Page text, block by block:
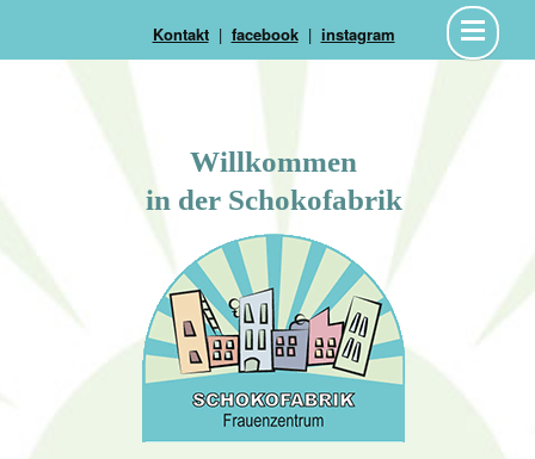
Kontakt| facebook| instagram
Willkommen
in der Schokofabrik